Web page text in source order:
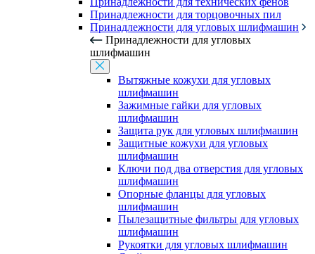
Принадлежности для торцовочных пил
Принадлежности для угловых шлифмашин
Принадлежности для угловых
шлифмашин
Вытяжные кожухи для угловых
шлифмашин
Зажимные гайки для угловых
шлифмашин
Защита рук для угловых шлифмашин
Защитные кожухи для угловых
шлифмашин
Ключи под два отверстия для угловых
шлифмашин
Опорные фланцы для угловых
шлифмашин
Пылезащитные фильтры для угловых
шлифмашин
Рукоятки для угловых шлифмашин